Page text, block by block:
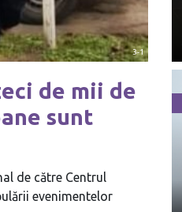
3-1
de mii de
sunt
de către Centrul
evenimentelor